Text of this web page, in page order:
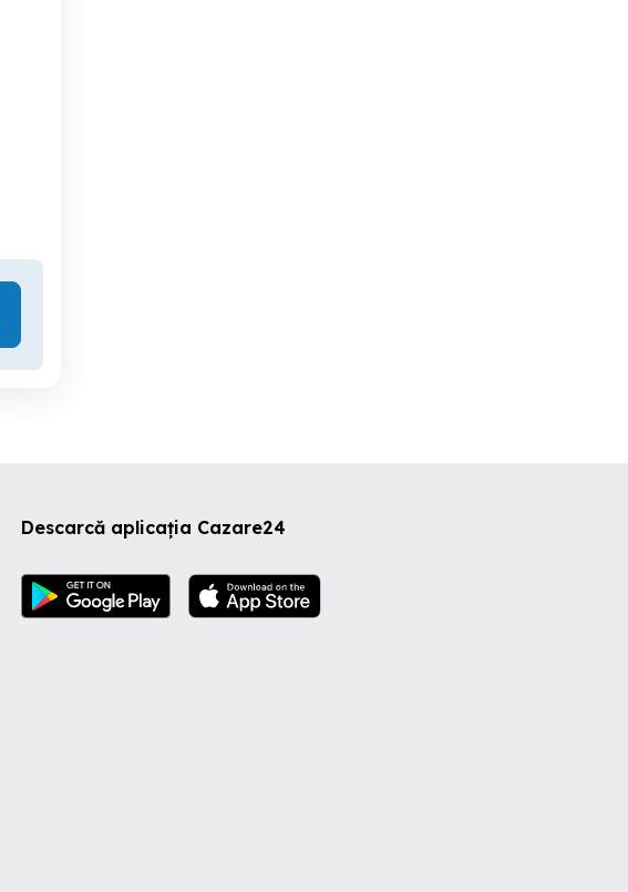
Descarcă aplicația Cazare24